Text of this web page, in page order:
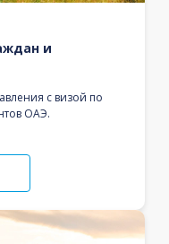
и
с визой по
ОАЭ.